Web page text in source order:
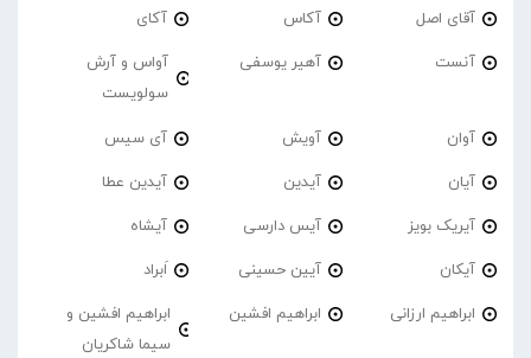
آقای اصل آکاس آکای
آنست آهیر یوسفی
آواس و آرش
سولویست
آوان آویش آی سیس
آیان آیدین آیدین عطا
آیریک بویز آیس دارسی آیشاه
آیکان آیین حسینی اَبراد
ابراهیم ارزانی ابراهیم افشین
ابراهیم افشین و
سیما شاکریان